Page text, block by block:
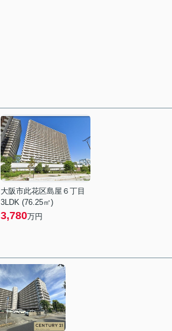
大阪市此花区島屋６丁目
3LDK (76.25㎡)
3,780万円